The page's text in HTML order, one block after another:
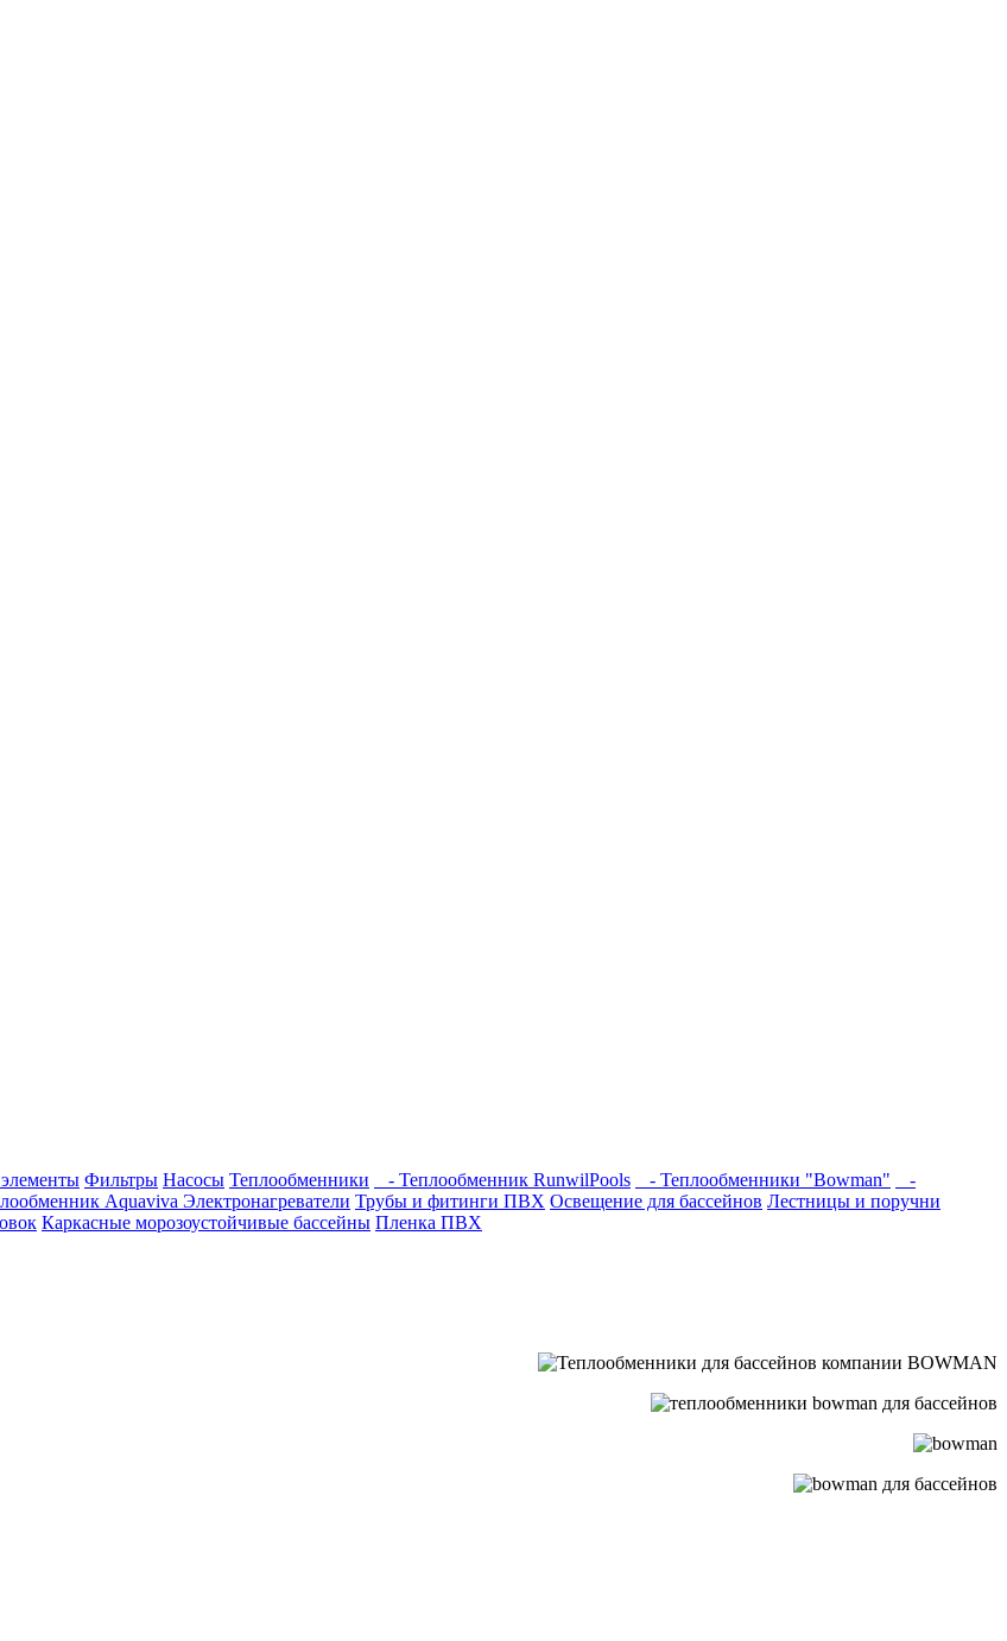
Фильтры Насосы Теплообменники - Теплообменник RunwilPools - Теплообменники "Bowman"
-
Aquaviva Электронагреватели Трубы и фитинги ПВХ Освещение для бассейнов Лестницы и поручни
Каркасные морозоустойчивые бассейны Пленка ПВХ